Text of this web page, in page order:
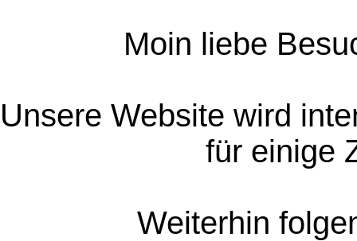
Moin liebe
Unsere Website wird
für einige
Weiterhin